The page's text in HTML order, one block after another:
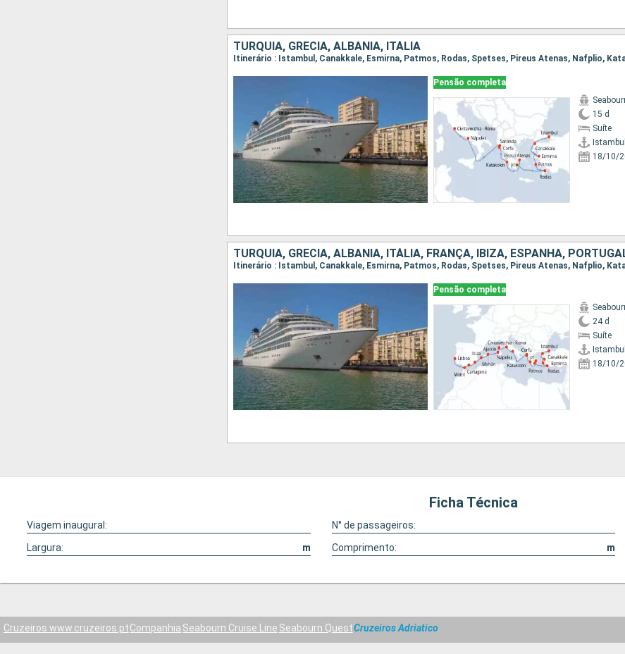
TURQUIA, GRÉCIA, ALBÂNIA, ITÁLIA
Pensão completa
15 d
Suíte
Istambul
18/10/
TURQUIA, GRÉCIA, ALBÂNIA, ITÁLIA, FRANÇA, IBIZA, ESPANHA,
Pensão completa
24 d
Suíte
Istambul
18/10/
Ficha Técnica
Viagem inaugural: N° de passageiros:
Largura:
m Comprimento: m
Cruzeiros www.cruzeiros.ptCompanhia Seabourn Cruise Line Seabourn QuestCruzeiros Adriatico